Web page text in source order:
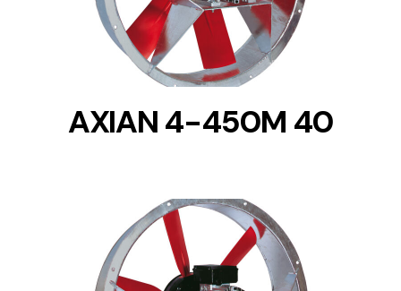
AXIAN 4-450M 40